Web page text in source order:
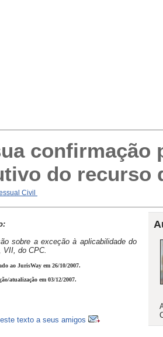
confirmação
do recurso
Civil
sobre a exceção à aplicabilidade do
VII, do CPC.
ao JurisWay em 26/10/2007.
atualização em 03/12/2007.
texto a seus amigos